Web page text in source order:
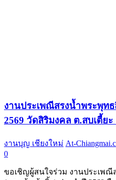
งานประเพณีสรงน้ำพระพุท
2569 วัดสิริมงคล ต.สบเตี้ย
งานบุญ เชียงใหม่ At-
0
ขอเชิญผู้สนใจร่วม งานประเพ